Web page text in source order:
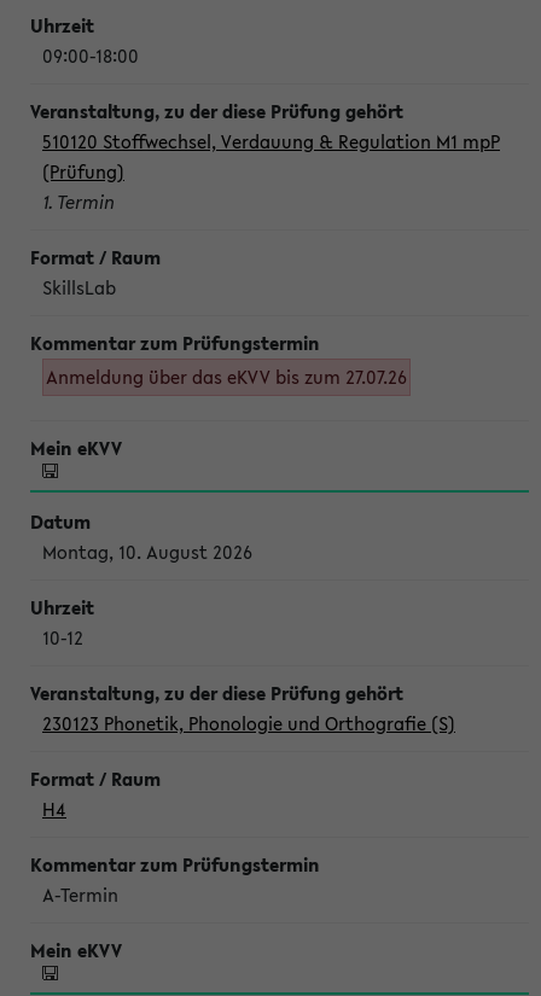
09:00-18:00
510120 Stoffwechsel, Verdauung & Regulation M1 mpP
(Prüfung)
1. Termin
SkillsLab
Anmeldung über das eKVV bis zum 27.07.26
Montag, 10. August 2026
10-12
230123 Phonetik, Phonologie und Orthografie (S)
H4
A-Termin